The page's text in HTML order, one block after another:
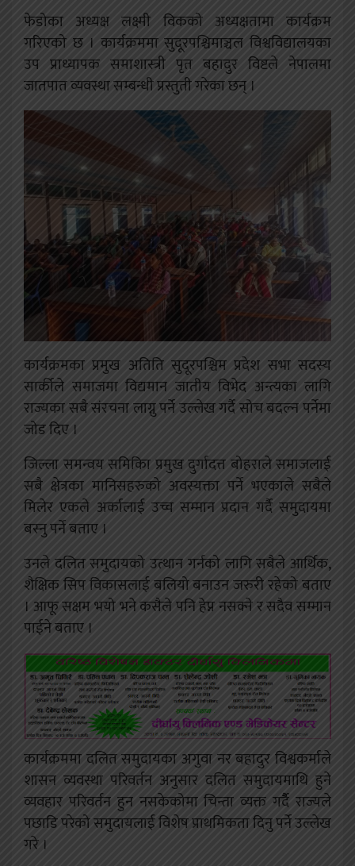
फेडोका अध्यक्ष लक्ष्मी विकको अध्यक्षतामा कार्यक्रम
गरिएको छ । कार्यक्रममा सुदूरपश्चिमाञ्चल विश्वविद्यालयका
उप प्राध्यापक समाशास्त्री पृत बहादुर विष्टले नेपालमा
जातपात व्यवस्था सम्बन्धी प्रस्तुती गरेका छन् ।
कार्यक्रमका प्रमुख अतिति सुदूरपश्चिम प्रदेश सभा सदस्य
सार्कीले समाजमा विद्यमान जातीय विभेद अन्त्यका लागि
राज्यका सबै संरचना लाग्नु पर्ने उल्लेख गर्दै सोच बदल्न पर्नेमा
जोड दिए ।
जिल्ला समन्वय समिकिा प्रमुख दुर्गादत्त बोहराले समाजलाई
सबै क्षेत्रका मानिसहरुको अवस्यक्ता पर्ने भएकाले सबैले
मिलेर एकले अर्कालाई उच्च सम्मान प्रदान गर्दै समुदायमा
बस्नु पर्ने बताए ।
उनले दलित समुदायको उत्थान गर्नको लागि सबैले आर्थिक,
शैक्षिक सिप विकासलाई बलियो बनाउन जरुरी रहेको बताए
। आफू सक्षम भयो भने कसैले पनि हेप्न नसक्ने र सदैव सम्मान
पाईने बताए ।
कार्यक्रममा दलित समुदायका अगुवा नर बहादुर विश्वकर्माले
शासन व्यवस्था परिवर्तन अनुसार दलित समुदायमाथि हुने
व्यवहार परिवर्तन हुन नसकेकोमा चिन्ता व्यक्त गर्दैै राज्यले
पछाडि परेको समुदायलाई विशेष प्राथमिकता दिनु पर्ने उल्लेख
गरे ।